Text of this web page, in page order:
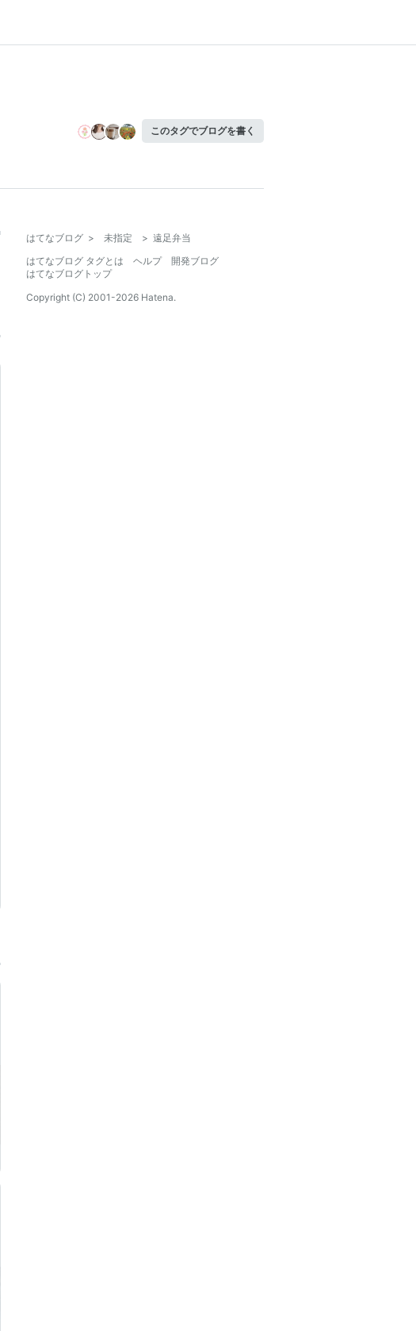
このタグでブログを書く
はてなブログ > 未指定 > 遠足弁当
はてなブログ タグとは
ヘルプ
開発ブログ
はてなブログトップ
Copyright (C) 2001-2026 Hatena.